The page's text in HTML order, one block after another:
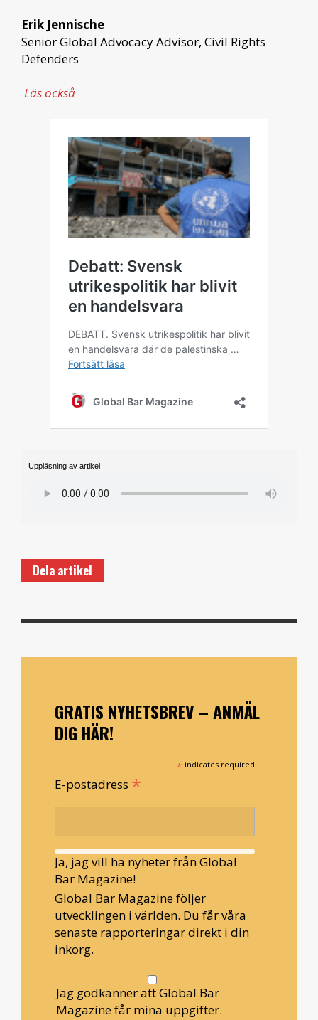
Erik Jennische
Senior Global Advocacy Advisor, Civil Rights
Defenders
Läs också
Uppläsning av artikel
Dela artikel
GRATIS NYHETSBREV – ANMÄL
DIG HÄR!
* indicates required
E-postadress *
Ja, jag vill ha nyheter från Global
Bar Magazine!
Global Bar Magazine följer
utvecklingen i världen. Du får våra
senaste rapporteringar direkt i din
inkorg.
Jag godkänner att Global Bar
Magazine får mina uppgifter.